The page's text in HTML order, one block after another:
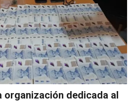
organización dedicada al